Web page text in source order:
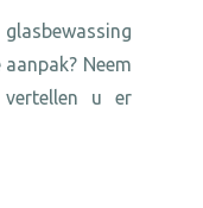
Neem
u er